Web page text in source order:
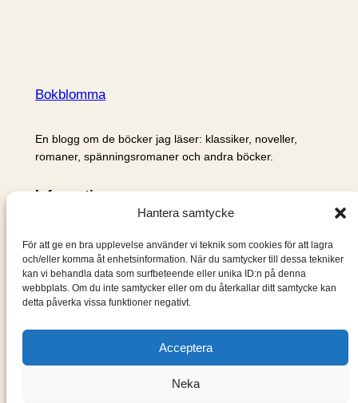
Hantera samtycke
För att ge en bra upplevelse använder vi teknik som cookies för att lagra
och/eller komma åt enhetsinformation. När du samtycker till dessa tekniker
kan vi behandla data som surfbeteende eller unika ID:n på denna
webbplats. Om du inte samtycker eller om du återkallar ditt samtycke kan
detta påverka vissa funktioner negativt.
Acceptera
Neka
Bokblomma
En blogg om de böcker jag läser: klassiker, noveller,
romaner, spänningsromaner och andra böcker.
Information
Om mig & om bloggen
S
ö
k